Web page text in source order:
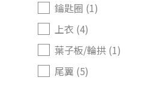
鑰匙圈 (1)
上衣 (4)
葉子板/輪拱 (1)
尾翼 (5)